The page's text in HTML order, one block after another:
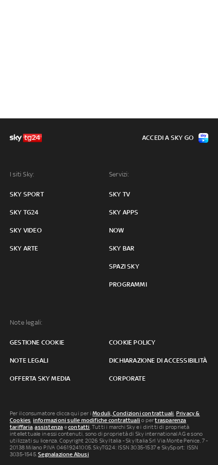
I siti Sky:
SKY SPORT
SKY TG24
SKY VIDEO
SKY ARTE
Servizi:
SKY TV
SKY APPS
NOW
SKY BAR
SPAZI SKY
PROGRAMMI
Note legali:
GESTIONE COOKIE COOKIE POLICY
NOTE LEGALI DICHIARAZIONE DI ACCESSIBILITÀ
OFFERTA SKY MEDIA CORPORATE
ACCEDI A SKY GO
Per il consumatore clicca qui per iModuli, Condizioni contrattuali, Privacy &
Cookies, informazioni sulle modifiche contrattuali o pertrasparenza
tariffaria,assistenza econtatti. Tutti i marchi Sky e i diritti di proprietà
intellettuale in essi contenuti, sono di proprietà di Sky international AG e sono
utilizzati su licenza. Copyright 2026 Sky Italia - Sky Italia Srl Via Monte Penice, 7 -
20138 Milano P.IVA 04619241005. SkyTG24: ISSN 3035-1537 e SkySport: ISSN
3035-1545.Segnalazione Abusi